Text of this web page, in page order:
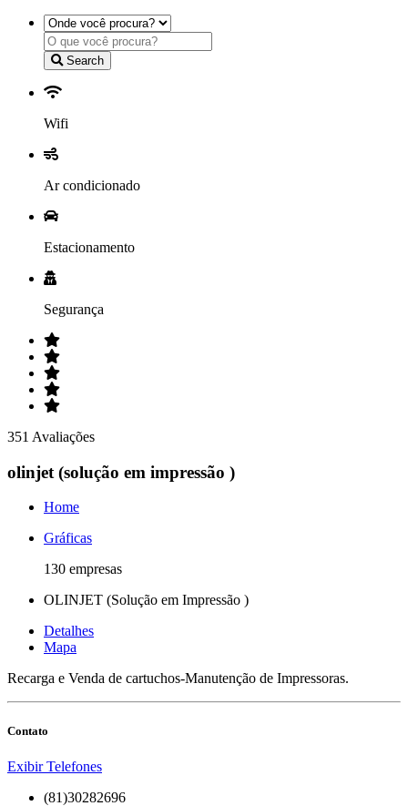
Search
Wifi
Ar condicionado
Estacionamento
Segurança
351 Avaliações
olinjet (solução em impressão )
Home
Gráficas
130 empresas
OLINJET (Solução em Impressão )
Detalhes
Mapa
Recarga e Venda de cartuchos-Manutenção de Impressoras.
Contato
Exibir Telefones
(81)30282696